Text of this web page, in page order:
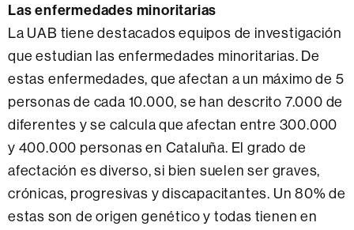
Las enfermedades minoritarias
La UAB tiene destacados equipos de investigación
que estudian las enfermedades minoritarias. De
estas enfermedades, que afectan a un máximo de 5
personas de cada 10.000, se han descrito 7.000 de
diferentes y se calcula que afectan entre 300.000
y 400.000 personas en Cataluña. El grado de
afectación es diverso, si bien suelen ser graves,
crónicas, progresivas y discapacitantes. Un 80% de
estas son de origen genético y todas tienen en